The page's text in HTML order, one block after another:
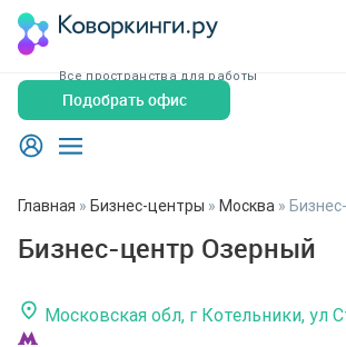
Все пространства для работы
Подобрать офис
Главная » Бизнес-центры » Москва »
Бизнес-центр Озерный
Московская обл, г Котельники, ул